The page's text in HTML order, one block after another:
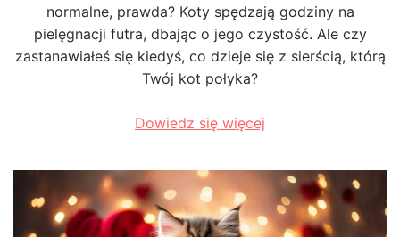
normalne, prawda? Koty spędzają godziny na
pielęgnacji futra, dbając o jego czystość. Ale czy
zastanawiałeś się kiedyś, co dzieje się z sierścią, którą
Twój kot połyka?
Dowiedz się więcej